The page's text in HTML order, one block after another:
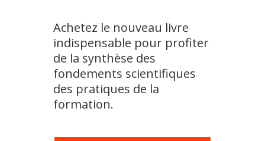
Achetez le nouveau livre
indispensable pour profiter
de la synthèse des
fondements scientifiques
des pratiques de la
formation.